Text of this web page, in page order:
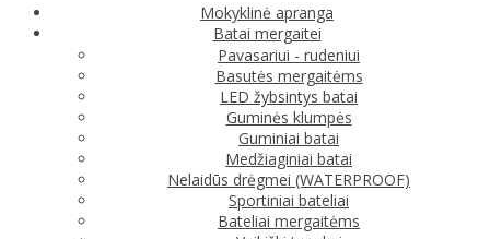
Mokyklinė apranga
Batai mergaitei
Pavasariui - rudeniui
Basutės mergaitėms
LED žybsintys batai
Guminės klumpės
Guminiai batai
Medžiaginiai batai
Nelaidūs drėgmei (WATERPROOF)
Sportiniai bateliai
Bateliai mergaitėms